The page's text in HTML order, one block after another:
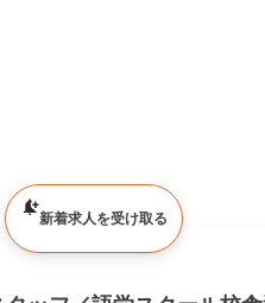
新着求人を受け取る